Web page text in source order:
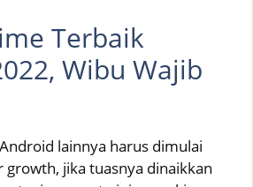
Terbaik
Wibu Wajib
lainnya harus dimulai
growth, jika tuasnya dinaikkan